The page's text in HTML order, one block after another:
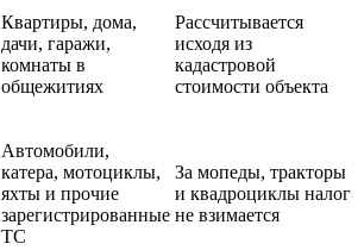
Квартиры, дома,
дачи, гаражи,
комнаты в
общежитиях
Рассчитывается
исходя из
кадастровой
стоимости объекта
Автомобили,
катера, мотоциклы,
яхты и прочие
зарегистрированные
ТС
За мопеды, тракторы
и квадроциклы налог
не взимается